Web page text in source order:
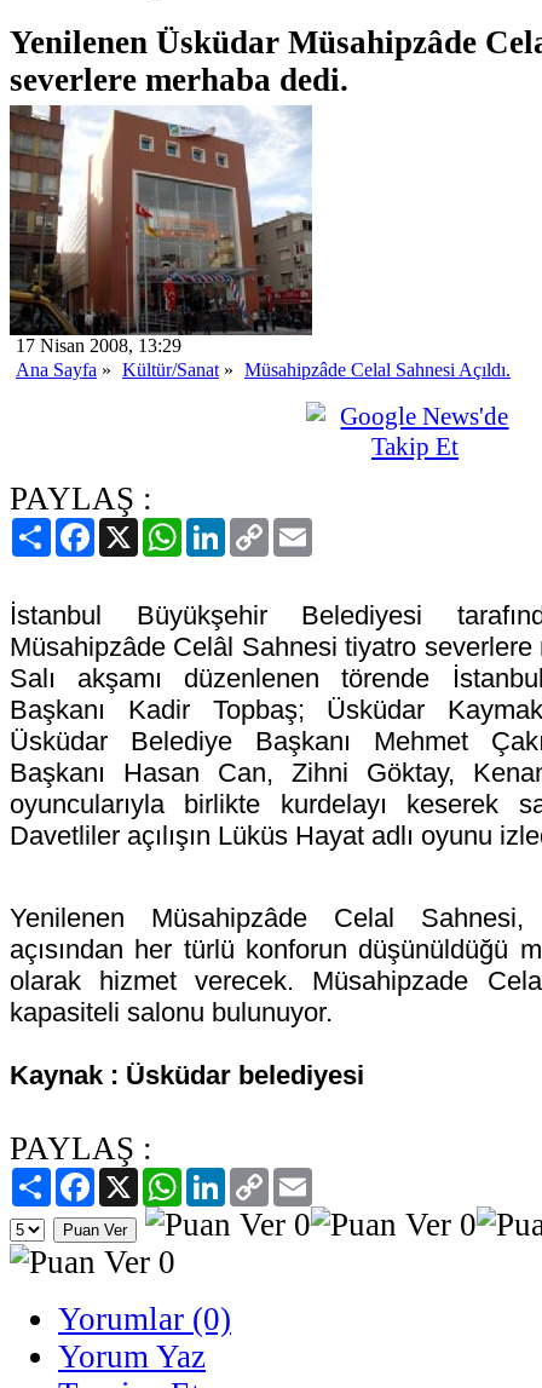
Yenilenen Üsküdar Müsahipzâde
severlere merhaba dedi.
17 Nisan 2008, 13:29
Ana Sayfa » Kültür/Sanat » Müsahipzâde Celal Sahnesi Açıldı.
PAYLAŞ :
PaylaşFacebook
X WhatsAppLinkedIn
Copy
Link
İstanbul Büyükşehir Belediyesi
Müsahipzâde Celâl Sahnesi tiyatro
Salı akşamı düzenlenen törende
Başkanı Kadir Topbaş; Üsküdar
Üsküdar Belediye Başkanı Mehmet
Başkanı Hasan Can, Zihni Göktay,
oyuncularıyla birlikte kurdelayı keserek
Davetliler açılışın Lüküs Hayat adlı oyunu
Yenilenen Müsahipzâde Celal
açısından her türlü konforun düşünüldüğü
olarak hizmet verecek. Müsahipzade
kapasiteli salonu bulunuyor.
Kaynak : Üsküdar belediyesi
PAYLAŞ :
PaylaşFacebook
X WhatsAppLinkedIn
Copy
Link
Yorumlar (0)
Yorum Yaz